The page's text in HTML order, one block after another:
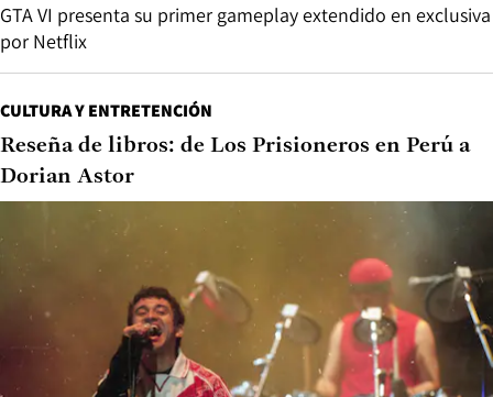
GTA VI presenta su primer gameplay extendido en exclusiva
por Netflix
CULTURA Y ENTRETENCIÓN
Reseña de libros: de Los Prisioneros en Perú a
Dorian Astor